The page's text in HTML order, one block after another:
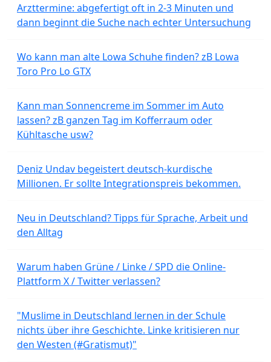
Arzttermine: abgefertigt oft in 2-3 Minuten und
dann beginnt die Suche nach echter Untersuchung
Wo kann man alte Lowa Schuhe finden? zB Lowa
Toro Pro Lo GTX
Kann man Sonnencreme im Sommer im Auto
lassen? zB ganzen Tag im Kofferraum oder
Kühltasche usw?
Deniz Undav begeistert deutsch-kurdische
Millionen. Er sollte Integrationspreis bekommen.
Neu in Deutschland? Tipps für Sprache, Arbeit und
den Alltag
Warum haben Grüne / Linke / SPD die Online-
Plattform X / Twitter verlassen?
"Muslime in Deutschland lernen in der Schule
nichts über ihre Geschichte. Linke kritisieren nur
den Westen (#Gratismut)"